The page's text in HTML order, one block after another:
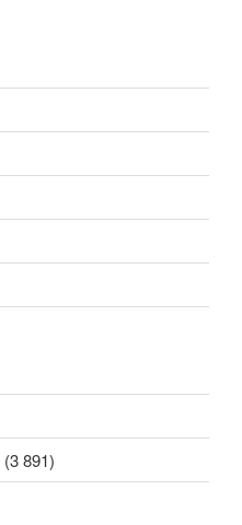
(3 891)